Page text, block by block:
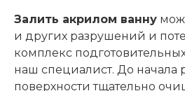
Залить акрилом ванну
и других разрушений и
комплекс
наш специалист. До начала
поверхности тщательно